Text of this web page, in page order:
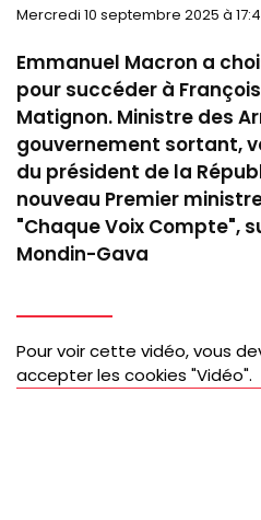
Mercredi 10 septembre 2025 à
Emmanuel Macron a
pour succéder à
Matignon. Ministre des
gouvernement sortant,
du président de la
nouveau Premier
"Chaque Voix Compte",
Mondin-Gava
Pour voir cette vidéo, vous
accepter les cookies "Vidéo".